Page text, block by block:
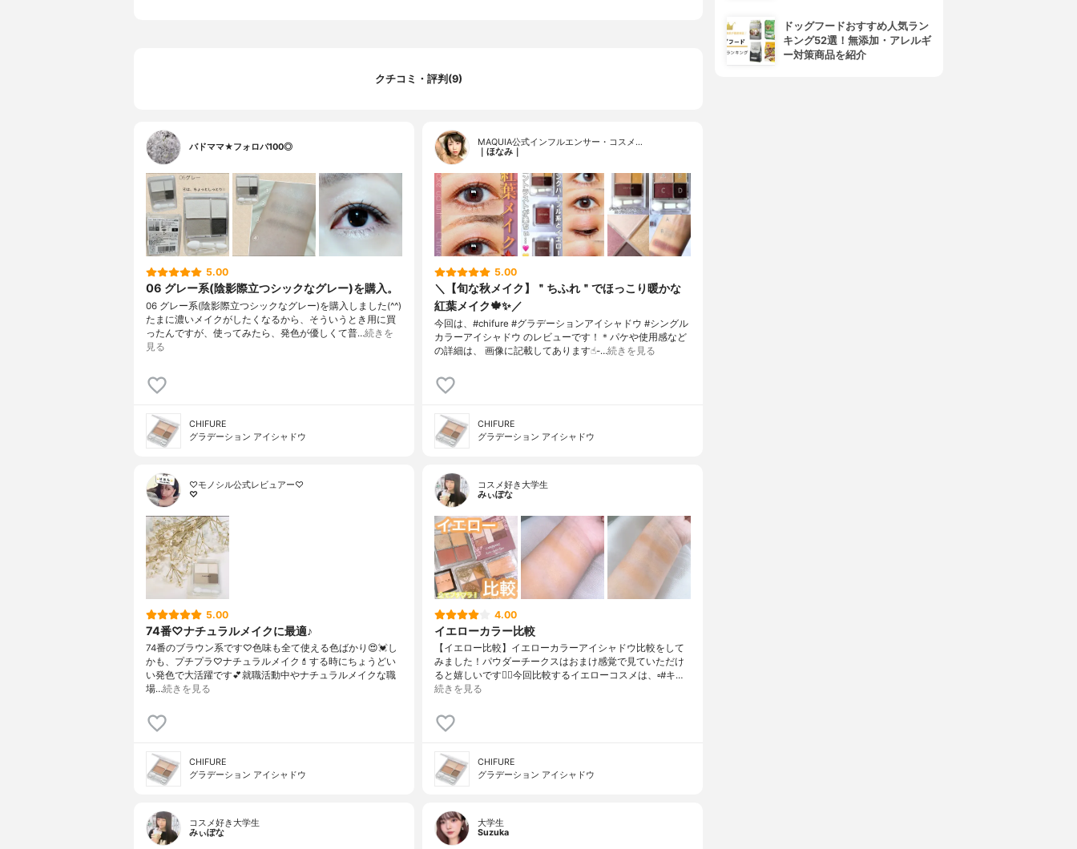
クチコミ・評判(9)
バドママ★フォロバ100◎
5.00
06 グレー系(陰影際立つシックなグレー)を購入。
06 グレー系(陰影際立つシックなグレー)を購入しました(^^)
たまに濃いメイクがしたくなるから、そういうとき用に買
ったんですが、使ってみたら、発色が優しくて普…続きを
見る
CHIFURE
グラデーション アイシャドウ
MAQUIA公式インフルエンサー・コスメ…
｜ほなみ｜
5.00
＼【旬な秋メイク】＂ちふれ＂でほっこり暖かな
紅葉メイク🍁✨／
今回は、#chifure #グラデーションアイシャドウ #シングル
カラーアイシャドウ のレビューです！＊パケや使用感など
の詳細は、 画像に記載してあります☝︎-…続きを見る
CHIFURE
グラデーション アイシャドウ
♡モノシル公式レビュアー♡
♡
5.00
74番♡ナチュラルメイクに最適♪
74番のブラウン系です♡色味も全て使える色ばかり😍💓し
かも、プチプラ♡ナチュラルメイク💄する時にちょうどい
い発色で大活躍です💕就職活動中やナチュラルメイクな職
場…続きを見る
CHIFURE
グラデーション アイシャドウ
コスメ好き大学生
みぃぽな
4.00
イエローカラー比較
【イエロー比較】イエローカラーアイシャドウ比較をして
みました！パウダーチークスはおまけ感覚で見ていただけ
ると嬉しいです✊🏻今回比較するイエローコスメは、▫️#キ…
続きを見る
CHIFURE
グラデーション アイシャドウ
コスメ好き大学生
みぃぽな
大学生
Suzuka
ドッグフードおすすめ人気ラン
キング52選！無添加・アレルギ
ー対策商品を紹介